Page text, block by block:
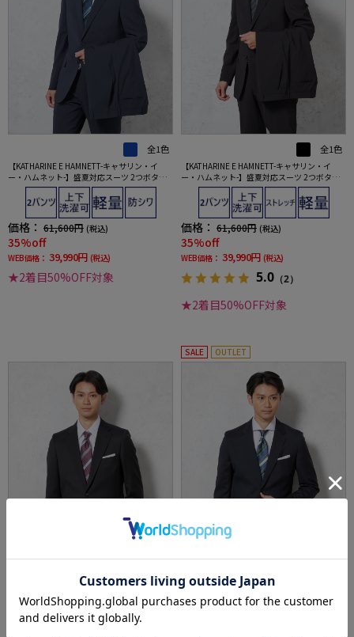
全1色
【KATHARINE E HAMNETT-キャサリン・イ
ー・ハムネット-】盛夏対応スーツ 2つボタン
ツーパンツ 上下ウォッシャブル 軽量 ネイビー
ストライプ 春夏
価格： 61,600円 (税込)
35%off
WEB価格： 39,990円 (税込)
★2着目50%OFF対象
全1色
【KATHARINE E HAMNETT-キャサリン・イ
ー・ハムネット-】盛夏対応スーツ 2つボタン
ツーパンツ 上下ウォッシャブル 軽量 ブラック
ストライプ 春夏
価格： 61,600円 (税込)
35%off
WEB価格： 39,990円 (税込)
5.0 （2）
★2着目50%OFF対象
全1色
【尾州生地/ウール混】スーツ 2つボタン ブラ
ック ストライプ STOVEL&MASON
SALE OUTLET